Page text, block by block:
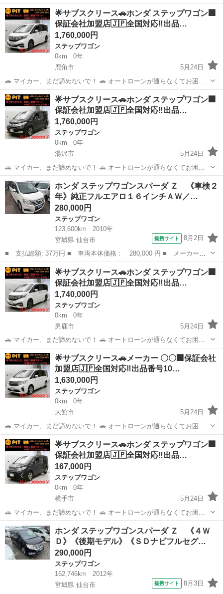
の方へ。 当店独自の「サブスクリース」で、ご希望のお車に乗りませ
んか？ ​🚘 【車両詳細】 🚘 ■ ホンダ ステップワゴン ■ 年式：平成28年
■ 走行距...
秋田 湯沢市 ステップワゴン
︎🌟サブスクリース🚗ホンダ ステップワゴン🏢
保証会社加盟店🇯🇵全国対応‼️出品…
1,760,000円
ステップワゴン
0km
0年
鹿角市
5月24日
🚗 マイカー、まだ諦めないで！ 🚗 オートローンが通らなくてお困り
の方へ。 当店独自の「サブスクリース」で、ご希望のお車に乗りませ
んか？ ​🚘 【車両詳細】 🚘 ■ ホンダ ステップワゴン ■ 年式：平成29年
■ 走行距...
秋田 鹿角市 ステップワゴン
︎🌟サブスクリース🚗ホンダ ステップワゴン🏢
保証会社加盟店🇯🇵全国対応‼️出品…
1,760,000円
ステップワゴン
0km
0年
湯沢市
5月24日
🚗 マイカー、まだ諦めないで！ 🚗 オートローンが通らなくてお困り
の方へ。 当店独自の「サブスクリース」で、ご希望のお車に乗りませ
んか？ ​🚘 【車両詳細】 🚘 ■ ホンダ ステップワゴン ■ 年式：平成29年
■ 走行距...
秋田 湯沢市 ステップワゴン 車両
ホンダ ステップワゴンスパーダ Ｚ 《車検２
年》純正フルエアロ１６インチＡＷ／…
280,000円
ステップワゴン
123,600km
2010年
宮城県 仙台市
提携サイト 8月2日
■ 支払総額: 37万円 ■ 車両本体価格： 280,000 円 ■ メーカー
名： ホンダ ■ 車種名： ステップワゴンスパーダ ■ グレード
名： Ｚ 《車検２年》純正フルエアロ１６インチＡＷ／スマートナ
ビＢｌｕｅｔｏｏｔ...
宮城 仙台市 ステップワゴン
︎🌟サブスクリース🚗ホンダ ステップワゴン🏢
保証会社加盟店🇯🇵全国対応‼️出品…
1,740,000円
ステップワゴン
0km
0年
男鹿市
5月24日
🚗 マイカー、まだ諦めないで！ 🚗 オートローンが通らなくてお困り
の方へ。 当店独自の「サブスクリース」で、ご希望のお車に乗りませ
んか？ ​🚘 【車両詳細】 🚘 ■ ■ 年式：平成27年 ■ 走行距離：86,375km
秋田 男鹿市 ステップワゴン 車両
︎🌟サブスクリース🚗メーカー 〇〇🏢保証会社
加盟店🇯🇵全国対応‼️出品番号10…
1,630,000円
ステップワゴン
0km
0年
大館市
5月24日
🚗 マイカー、まだ諦めないで！ 🚗 オートローンが通らなくてお困り
の方へ。 当店独自の「サブスクリース」で、ご希望のお車に乗りませ
んか？ ​🚘 【車両詳細】 🚘 ■ ホンダ ステップワゴン ■ 年式：平成27年
■ 走行距...
秋田 大館市 ステップワゴン
︎🌟サブスクリース🚗ホンダ ステップワゴン🏢
保証会社加盟店🇯🇵全国対応‼️出品…
167,000円
ステップワゴン
0km
0年
横手市
5月24日
🚗 マイカー、まだ諦めないで！ 🚗 オートローンが通らなくてお困り
の方へ。 当店独自の「サブスクリース」で、ご希望のお車に乗りませ
んか？ ​🚘 【車両詳細】 🚘 ■ ホンダ ステップワゴン ■ 年式：平成27年
■ 走行距...
秋田 横手市 ステップワゴン 車両
ホンダ ステップワゴンスパーダ Ｚ 《４Ｗ
Ｄ》《後期モデル》《ＳＤナビフルセグ…
290,000円
ステップワゴン
162,746km
2012年
宮城県 仙台市
提携サイト 8月3日